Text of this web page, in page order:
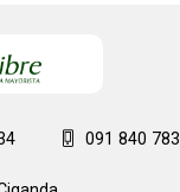
091 840 783